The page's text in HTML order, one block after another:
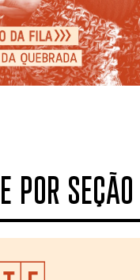
POR SEÇÃO